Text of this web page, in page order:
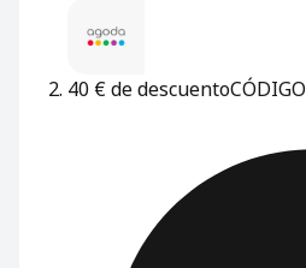
40 € de descuentoCÓDIGO